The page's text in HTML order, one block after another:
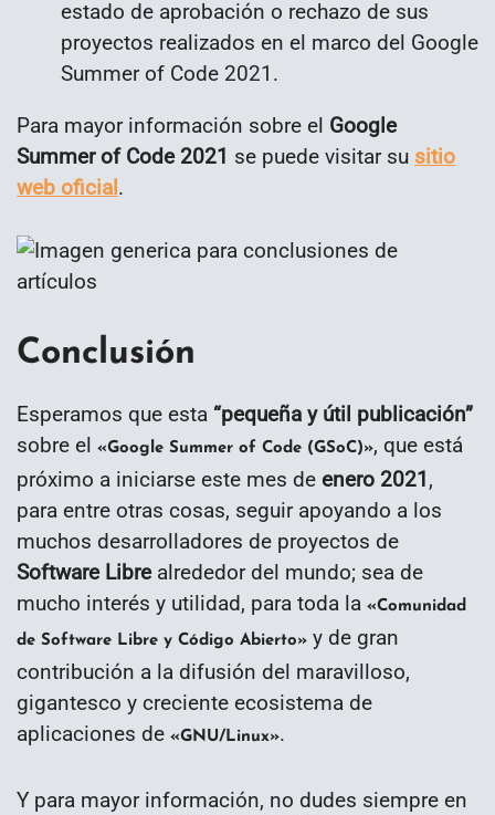
estado de aprobación o rechazo de sus
proyectos realizados en el marco del Google
Summer of Code 2021.
Para mayor información sobre el Google
Summer of Code 2021 se puede visitar su sitio
web oficial.
Conclusión
Esperamos que esta “pequeña y útil publicación”
sobre el «Google Summer of Code (GSoC)», que está
próximo a iniciarse este mes de enero 2021,
para entre otras cosas, seguir apoyando a los
muchos desarrolladores de proyectos de
Software Librealrededor del mundo; sea de
mucho interés y utilidad, para toda la «Comunidad
de Software Libre y Código Abierto» y de gran
contribución a la difusión del maravilloso,
gigantesco y creciente ecosistema de
aplicaciones de «GNU/Linux».
Y para mayor información, no dudes siempre en